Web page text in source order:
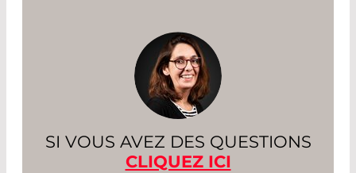
SI VOUS AVEZ DES QUESTIONS
CLIQUEZ ICI